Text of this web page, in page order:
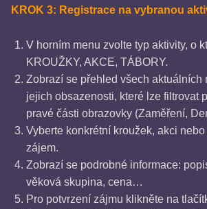
KROK 3: Registrace na vybranou
V horním menu zvolte typ aktivity, o
KROUŽKY, AKCE, TÁBORY.
Zobrazí se přehled všech aktuálních
jejich obsazenosti, které lze filtrovat
pravé části obrazovky (Zaměření,
Vyberte konkrétní kroužek, akci
zájem.
Zobrazí se podrobné informace:
věková skupina, cena…
Pro potvrzení zájmu klikněte na